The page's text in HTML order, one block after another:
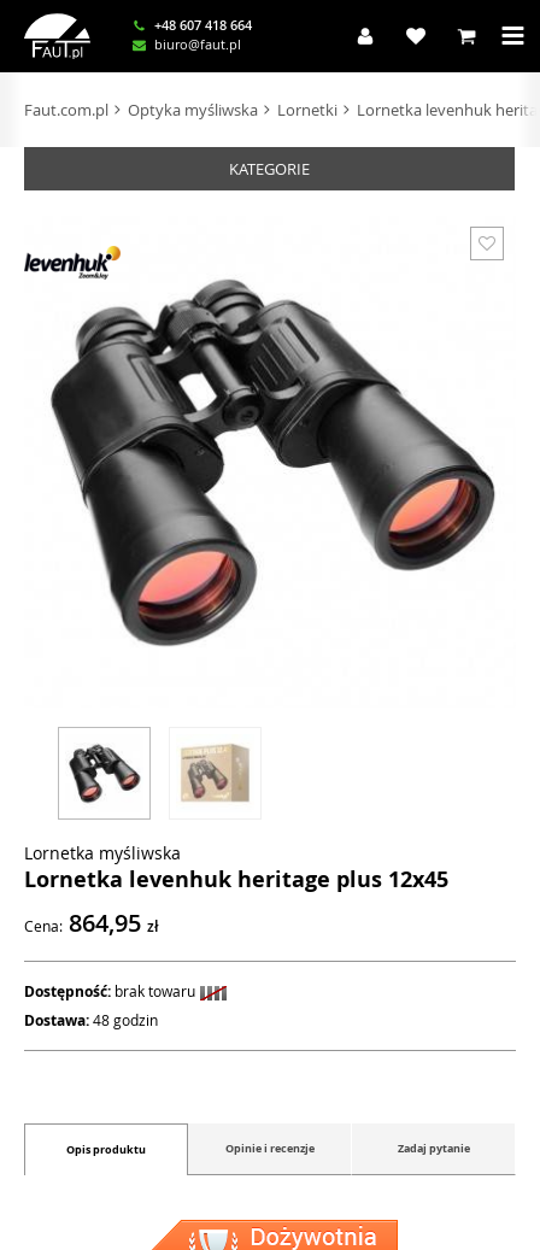
+48 607 418 664
biuro@faut.pl
Faut.com.pl Optyka myśliwska Lornetki Lornetka levenhuk
KATEGORIE
Lornetka myśliwska
Lornetka levenhuk heritage plus 12x45
Cena: 864,95 zł
Dostępność: brak towaru
Dostawa:48 godzin
Opis produktu Opinie i recenzje Zadaj pytanie